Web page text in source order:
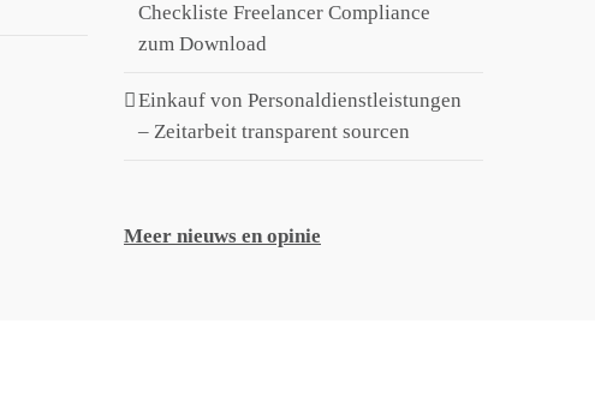
Checkliste Freelancer Compliance
zum Download
Einkauf von Personaldienstleistungen
– Zeitarbeit transparent sourcen
Meer nieuws en opinie